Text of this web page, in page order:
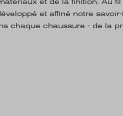
et de la finition. Au
et affiné notre
chaque chaussure - de la